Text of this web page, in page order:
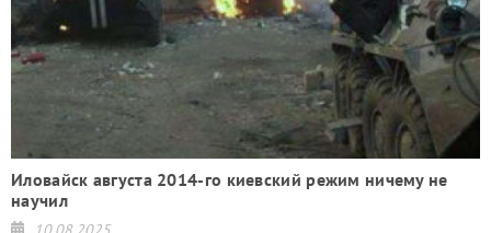
Иловайск августа 2014-го киевский режим ничему не
научил